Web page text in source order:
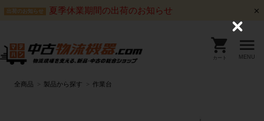
出荷のお知らせ 夏季休業期間の出荷のお知らせ
カート MENU
全商品 製品から探す 作業台
C
o
s